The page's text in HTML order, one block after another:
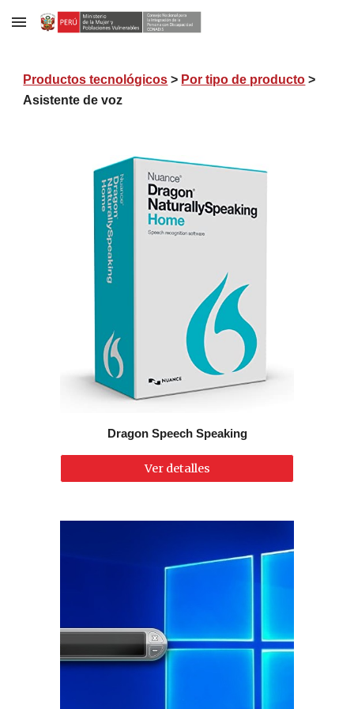
Skip to main content
Productos tecnológicos > Por tipo de producto >
Asistentede voz
Dragon Speech Speaking
Ver detalles